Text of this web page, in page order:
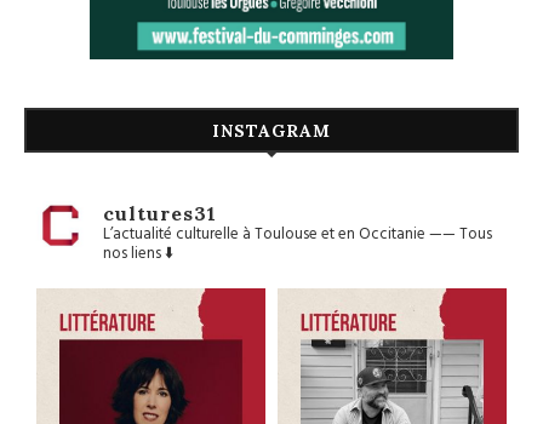
INSTAGRAM
cultures31
L’actualité culturelle à Toulouse et en Occitanie——Tous
nos liens ⬇️